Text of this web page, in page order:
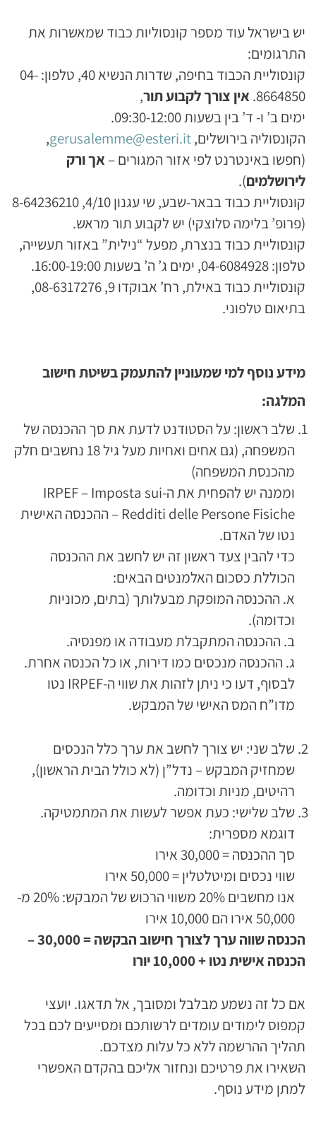
יש בישראל עוד מספר קונסוליות כבוד שמאשרות את
התרגומים:
קונסוליית הכבוד בחיפה, שדרות הנשיא 40, טלפון: 04-
8664850. אין צורך לקבוע תור,
ימים ב’ ו- ד’ בין בשעות 09:30-12:00.
הקונסוליה בירושלים,gerusalemme@esteri.it
,
(חפשו באינטרנט לפי אזור המגורים – אך ורק
לירושלמים).
קונסוליית כבוד בבאר-שבע, שי עגנון 4/10, 8-64236210
(פרופ’ בלימה סלוצקי) יש לקבוע תור מראש.
קונסוליית כבוד בנצרת, מפעל “נילית” באזור תעשייה,
טלפון: 04-6084928, ימים ג’ ה’ בשעות 16:00-19:00.
קונסוליית כבוד באילת, רח’ אבוקדו 9, 08-6317276,
בתיאום טלפוני.
מידע נוסף למי שמעוניין להתעמק בשיטת חישוב
המלגה:
שלב ראשון: על הסטודנט לדעת את סך ההכנסה של
המשפחה, (גם אחים ואחיות מעל גיל 18 נחשבים חלק
מהכנסת המשפחה)
וממנה יש להפחית את ה-IRPEF – Imposta sui
Redditi delle Persone Fisiche – ההכנסה האישית
נטו של האדם.
כדי להבין צעד ראשון זה יש לחשב את ההכנסה
הכוללת כסכום האלמנטים הבאים:
א. ההכנסה המופקת מבעלותך (בתים, מכוניות
וכדומה).
ב. ההכנסה המתקבלת מעבודה או מפנסיה.
ג. ההכנסה מנכסים כמו דירות, או כל הכנסה אחרת.
לבסוף, דעו כי ניתן לזהות את שווי ה-IRPEF נטו
מדו”ח המס האישי של המבקש.
שלב שני: יש צורך לחשב את ערך כלל הנכסים
שמחזיק המבקש – נדל”ן (לא כולל הבית הראשון),
רהיטים, מניות וכדומה.
שלב שלישי: כעת אפשר לעשות את המתמטיקה.
דוגמא מספרית:
סך ההכנסה = 30,000 אירו
שווי נכסים ומיטלטלין = 50,000 אירו
אנו מחשבים 20% משווי הרכוש של המבקש: 20% מ-
50,000 אירו הם 10,000 אירו
הכנסה שווה ערך לצורך חישוב הבקשה = 30,000 –
הכנסה אישית נטו + 10,000 יורו
אם כל זה נשמע מבלבל ומסובך, אל תדאגו. יועצי
קמפוס לימודים עומדים לרשותכם ומסייעים לכם בכל
תהליך ההרשמה ללא כל עלות מצדכם.
השאירו את פרטיכם ונחזור אליכם בהקדם האפשרי
למתן מידע נוסף.